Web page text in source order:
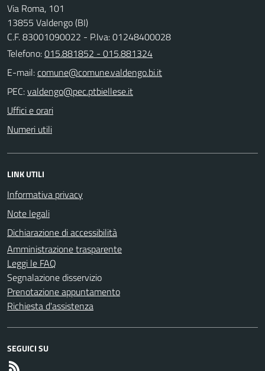
Via Roma, 101
13855 Valdengo (BI)
C.F. 83001090022 - P.Iva: 01248400028
Telefono:015.881852 - 015.881324
E-mail:
PEC:
Uffici e orari
Numeri utili
LINK UTILI
Informativa privacy
Note legali
Dichiarazione di accessibilità
Amministrazione trasparente
Leggi le FAQ
Segnalazione disservizio
Prenotazione appuntamento
Richiesta d'assistenza
SEGUICI SU